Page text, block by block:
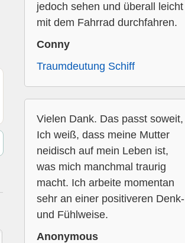
jedoch sehen und überall leicht
mit dem Fahrrad durchfahren.
Conny
Traumdeutung Schiff
Vielen Dank. Das passt soweit,
Ich weiß, dass meine Mutter
neidisch auf mein Leben ist,
was mich manchmal traurig
macht. Ich arbeite momentan
sehr an einer positiveren Denk-
und Fühlweise.
Anonymous